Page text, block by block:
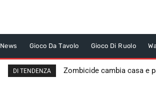
News Gioco Da Tavolo Gioco Di Ruolo
DI TENDENZA Zombicide cambia casa e